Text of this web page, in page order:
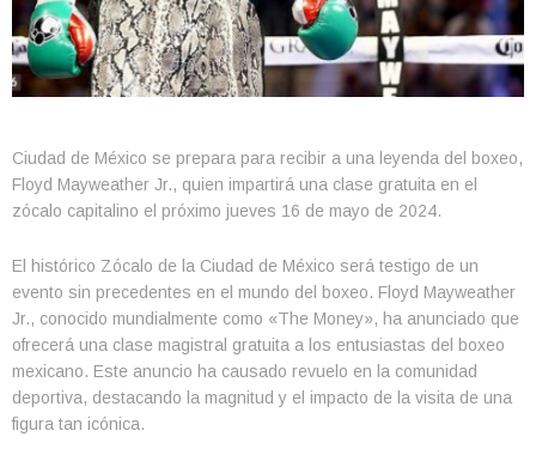
Ciudad de México se prepara para recibir a una leyenda del boxeo,
Floyd Mayweather Jr., quien impartirá una clase gratuita en el
zócalo capitalino el próximo jueves 16 de mayo de 2024.
El histórico Zócalo de la Ciudad de México será testigo de un
evento sin precedentes en el mundo del boxeo. Floyd Mayweather
Jr., conocido mundialmente como «The Money», ha anunciado que
ofrecerá una clase magistral gratuita a los entusiastas del boxeo
mexicano. Este anuncio ha causado revuelo en la comunidad
deportiva, destacando la magnitud y el impacto de la visita de una
figura tan icónica.